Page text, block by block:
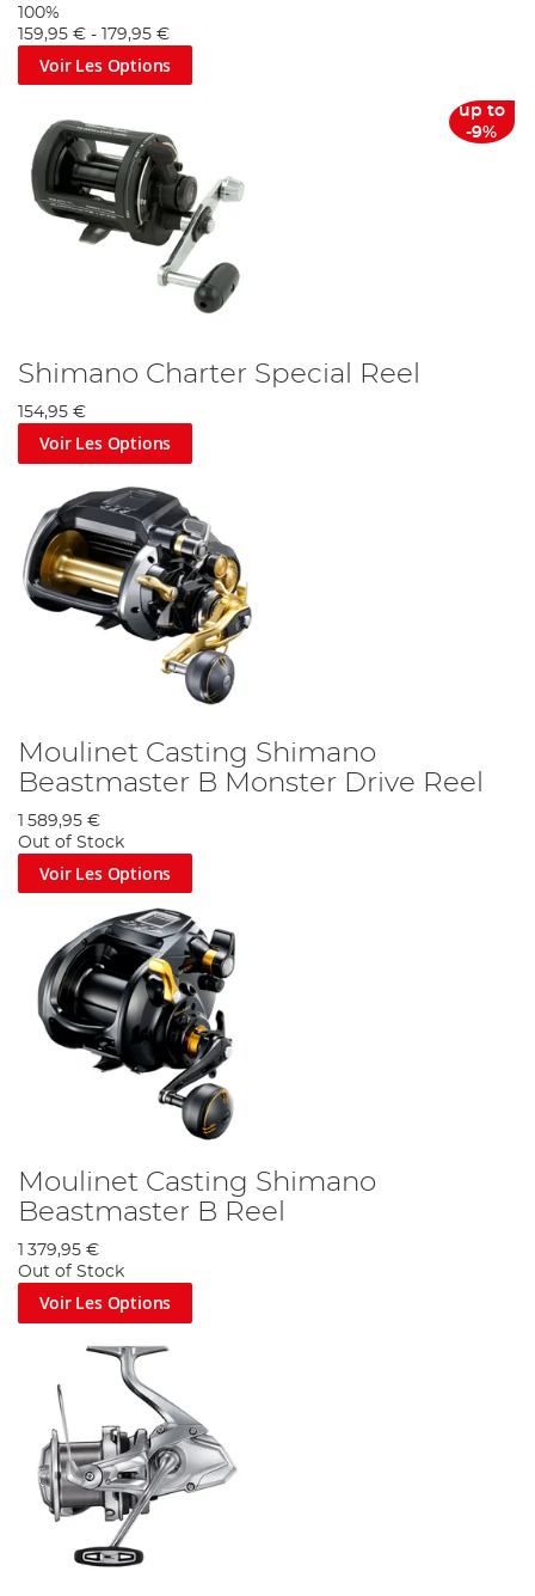
100%
159,95 € - 179,95 €
Voir Les Options
up to
-9%
Shimano Charter Special Reel
154,95 €
Voir Les Options
Moulinet Casting Shimano
Beastmaster B Monster Drive Reel
1 589,95 €
Out of Stock
Voir Les Options
Moulinet Casting Shimano
Beastmaster B Reel
1 379,95 €
Out of Stock
Voir Les Options